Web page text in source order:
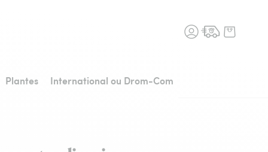
Plantes International ou Drom-Com